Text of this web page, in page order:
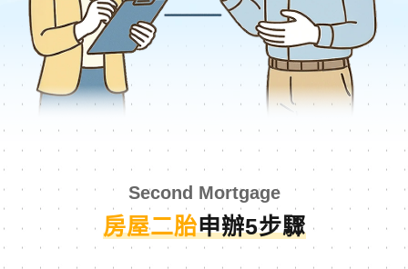
Second Mortgage
房屋二胎申辦5步驟